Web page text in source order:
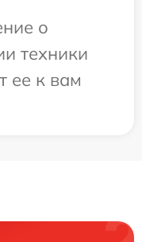
о
техники
ее к вам